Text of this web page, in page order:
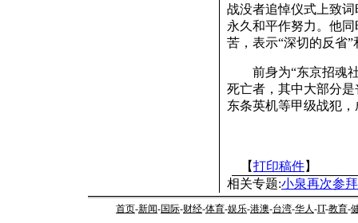
战没者追悼仪式上致
永久和平作努力。他
苦，表示“深切的反省”
前身为“东京招魂社
死亡者，其中大部分
东条英机等甲级战犯
【打印稿件】
相关专题:小泉再次参
首页-新闻-国际-财经-体育-娱乐-港澳-台湾-华人-IT-教育-